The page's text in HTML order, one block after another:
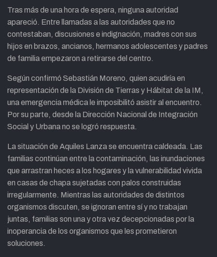
Tras más de una hora de espera, ninguna autoridad
apareció. Entre llamadas a las autoridades que no
contestaban, discusiones e indignación, madres con sus
hijos en brazos, ancianos, hermanos adolescentes y padres
de familia empezaron a retirarse del centro.
Según confirmó Sebastián Moreno, quien acudiría en
representación de la División de Tierras y Hábitat de la IM,
una emergencia médica le imposibilitó asistir al encuentro.
Por su parte, desde la Dirección Nacional de Integración
Social y Urbana no se logró respuesta.
La situación de Aquiles Lanza se encuentra caldeada. Las
familias continúan entre la contaminación, las inundaciones
que arrastran heces a los hogares y la vulnerabilidad vivida
en casas de chapa sujetadas con palos construidas
irregularmente. Mientras las autoridades de distintos
organismos discuten, se ignoran entre sí y no trabajan
juntas, familias son una y otra vez decepcionadas por la
inoperancia de los organismos que les prometieron
soluciones.